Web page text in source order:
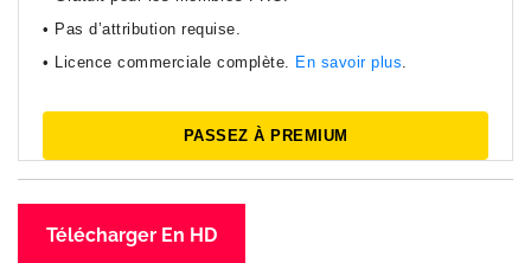
• Pas d’attribution requise.
• Licence commerciale complète. En savoir plus.
PASSEZ À PREMIUM
Télécharger En HD